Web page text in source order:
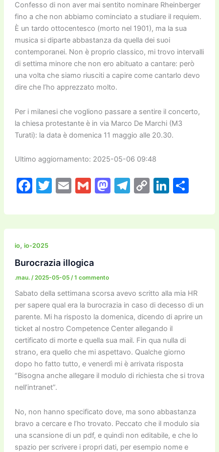
Confesso di non aver mai sentito nominare Rheinberger
fino a che non abbiamo cominciato a studiare il requiem.
È un tardo ottocentesco (morto nel 1901), ma la sua
musica si diparte abbastanza da quella dei suoi
contemporanei. Non è proprio classico, mi trovo intervalli
di settima minore che non ero abituato a cantare: però
una volta che siamo riusciti a capire come cantarlo devo
dire che l’ho apprezzato molto.
Per i milanesi che vogliono passare a sentire il concerto,
la chiesa protestante è in via Marco De Marchi (M3
Turati): la data è domenica 11 maggio alle 20.30.
Ultimo aggiornamento: 2025-05-06 09:48
F
c
e
b
o
o
k
T
itt
er
E
ai
l
G
ai
l
M
st
o
T
e
gr
C
p
y
Li
k
e
C
n
di
io, io-2025
Burocrazia illogica
.mau. /2025-05-05 /1 commento
Sabato della settimana scorsa avevo scritto alla mia HR
per sapere qual era la burocrazia in caso di decesso di un
parente. Mi ha risposto la domenica, dicendo di aprire un
ticket al nostro Competence Center allegando il
certificato di morte e quella sua mail. Fin qua nulla di
strano, era quello che mi aspettavo. Qualche giorno
dopo ho fatto tutto, e venerdì mi è arrivata risposta
“Bisogna anche allegare il modulo di richiesta che si trova
nell’intranet”.
No, non hanno specificato dove, ma sono abbastanza
bravo a cercare e l’ho trovato. Peccato che il modulo sia
una scansione di un pdf, e quindi non editabile, e che lo
spazio per scrivere i propri dati, per esempio nome e